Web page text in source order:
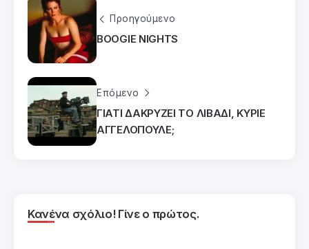
Προηγούμενο
BOOGIE NIGHTS
Επόμενο
ΓΙΑΤΙ ΔΑΚΡΥΖΕΙ ΤΟ ΛΙΒΑΔΙ, ΚΥΡΙΕ
ΑΓΓΕΛΟΠΟΥΛΕ;
Κανένα σχόλιο! Γίνε ο πρώτος.